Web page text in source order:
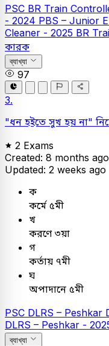
PSC BR Train
- 2024 PBS – Junior
Cleaner - 2025 BR
কারক
ব্যাখ্যা
97
3.
"ধন হইতে সুখ হয় না"
2 Exams
Created: 8 months ago
Updated: 2 weeks ago
ক
কর্মে ৫মী
খ
করণে ৩য়া
গ
কর্তায় ৭মী
ঘ
অপাদানে ৫মী
PSC DLRS – Peshkar
DLRS – Peshkar -
ব্যাখ্যা